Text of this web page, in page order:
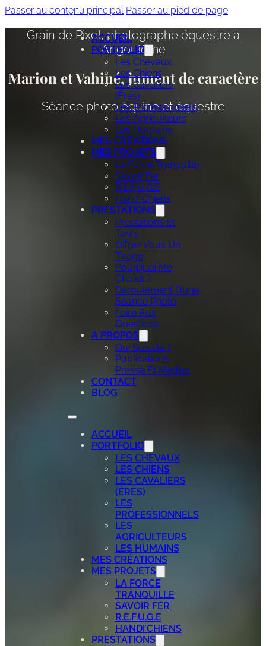
Passer au contenu principal Passer au pied de page
Grain de Pixel
ACCUEIL
PORTFOLIO
Les Chevaux
Les Chiens
Les Cavaliers
(ères)
Les Professionnels
Les Agriculteurs
Les Humains
MES CRÉATIONS
MES PROJETS
La Force Tranquille
Savoir Fer
R.E.F.U.G.E
Handi’Chiens
PRESTATIONS
Prestations Et
Tarifs
Offrez Vous Un
Tirage
Pourquoi Me
Choisir ?
Déroulement D’une
Séance Photo
Foire Aux
Questions
A PROPOS
Qui Suis-Je ?
Publications
Presse Et Médias
CONTACT
BLOG
ACCUEIL
PORTFOLIO
LES CHEVAUX
LES CHIENS
LES CAVALIERS
(ÈRES)
LES
PROFESSIONNELS
LES
AGRICULTEURS
LES HUMAINS
MES CRÉATIONS
MES PROJETS
LA FORCE
TRANQUILLE
SAVOIR FER
R.E.F.U.G.E
HANDI’CHIENS
PRESTATIONS
Grain de Pixel, photographe équestre à
Angoulême
Marion et Vahiné, jument de caractère
Séance photo équine et équestre